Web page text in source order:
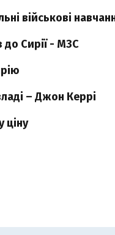
військові
до Сирії - МЗС
– Джон Керрі
ціну